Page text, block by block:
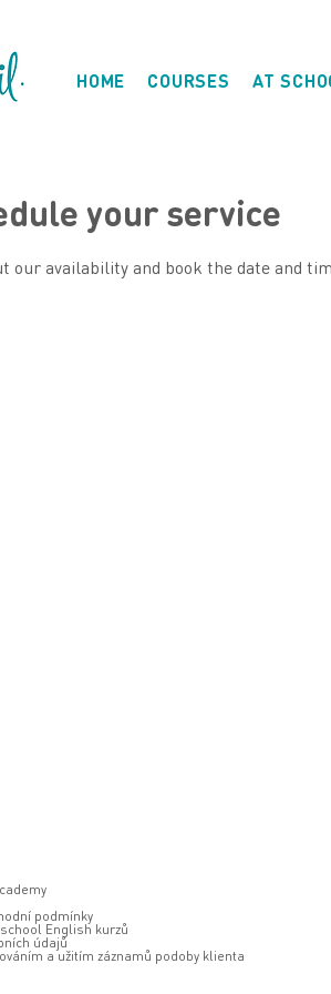
HOME COURSES AT
your service
our availability and book the date and
podmínky
English kurzů
údajů
a užitím záznamů podoby klienta